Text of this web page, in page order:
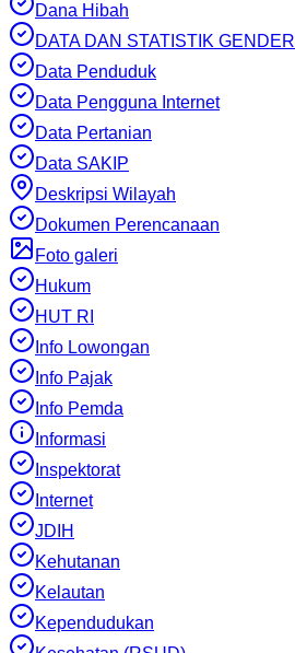
Dana Hibah
DATA DAN STATISTIK GENDER
Data Penduduk
Data Pengguna Internet
Data Pertanian
Data SAKIP
Deskripsi Wilayah
Dokumen Perencanaan
Foto galeri
Hukum
HUT RI
Info Lowongan
Info Pajak
Info Pemda
Informasi
Inspektorat
Internet
JDIH
Kehutanan
Kelautan
Kependudukan